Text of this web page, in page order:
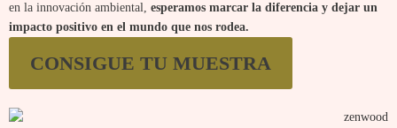
en la innovación ambiental, esperamos marcar la diferencia y dejar un
impacto positivo en el mundo que nos rodea.
CONSIGUE TU MUESTRA